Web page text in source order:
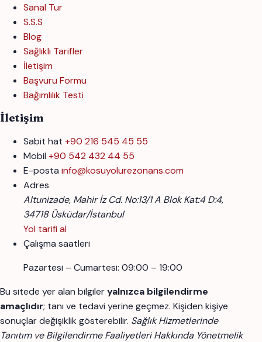
Sanal Tur
S.S.S
Blog
Sağlıklı Tarifler
İletişim
Başvuru Formu
Bağımlılık Testi
İletişim
Sabit hat +90 216 545 45 55
Mobil +90 542 432 44 55
E-posta info@kosuyolurezonans.com
Adres
Altunizade, Mahir İz Cd. No:13/1 A Blok Kat:4 D:4,
34718 Üsküdar/İstanbul
Yol tarifi al
Çalışma saatleri
Pazartesi – Cumartesi: 09:00 – 19:00
Bu sitede yer alan bilgileryalnızca bilgilendirme
amaçlıdır; tanı ve tedavi yerine geçmez. Kişiden kişiye
sonuçlar değişiklik gösterebilir. Sağlık Hizmetlerinde
Tanıtım ve Bilgilendirme Faaliyetleri Hakkında Yönetmelik